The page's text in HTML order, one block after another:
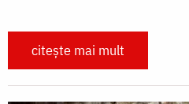
citește mai mult